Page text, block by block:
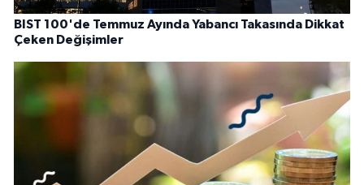
BIST 100'de Temmuz Ayında Yabancı Takasında Dikkat
Çeken Değişimler